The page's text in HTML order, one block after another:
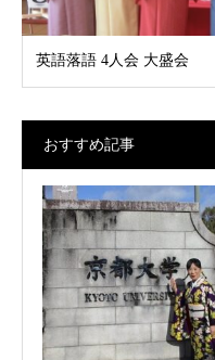
英語落語 4人会 大盛会
おすすめ記事